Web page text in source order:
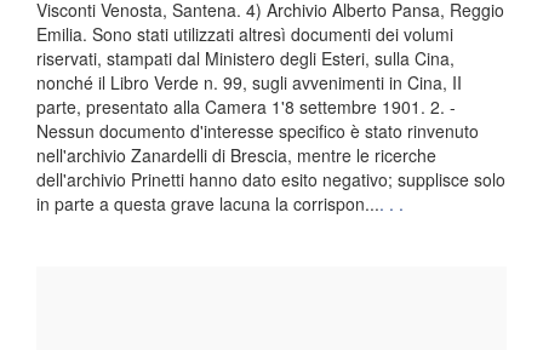
Visconti Venosta, Santena. 4) Archivio Alberto Pansa, Reggio
Emilia. Sono stati utilizzati altresì documenti dei volumi
riservati, stampati dal Ministero degli Esteri, sulla Cina,
nonché il Libro Verde n. 99, sugli avvenimenti in Cina, II
parte, presentato alla Camera 1'8 settembre 1901. 2. -
Nessun documento d'interesse specifico è stato rinvenuto
nell'archivio Zanardelli di Brescia, mentre le ricerche
dell'archivio Prinetti hanno dato esito negativo; supplisce solo
in parte a questa grave lacuna la corrispon.... . .